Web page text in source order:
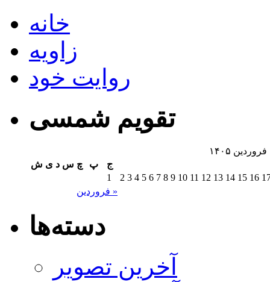
خانه
زاویه
روایت خود
تقویم شمسی
فروردین ۱۴۰۵
ش ی د س چ پ ج
فروردین »
1 2 3 4 5 6 7 8 9 10 11 12 13 14 15 16
دسته‌ها
آخرین تصویر